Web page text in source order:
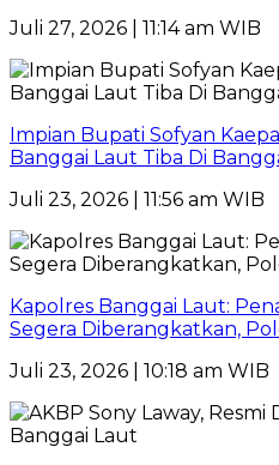
Juli 27, 2026 | 11:14 am WIB
Impian Bupati Sofyan
Banggai Laut Tiba Di
Juli 23, 2026 | 11:56 am WIB
Kapolres Banggai Laut:
Segera Diberangkatkan,
Juli 23, 2026 | 10:18 am WIB